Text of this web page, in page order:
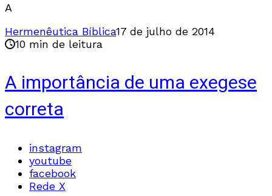
A
Hermenêutica Bíblica17 de julho de 2014
10 min de leitura
A importância de uma exegese
correta
instagram
youtube
facebook
Rede X